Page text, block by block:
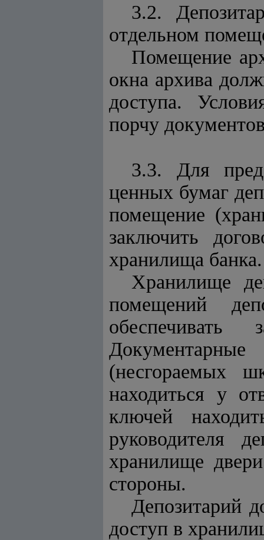
3.2.
отдельном
Помещение
окна архива
доступа.
порчу
3.3. Для
ценных бумаг
помещение
заключить
хранилища банка.
Хранилище
помещений
обеспечивать
(несгораемых
находиться у
ключей
руководителя
хранилище
стороны.
Депозитарий
доступ в